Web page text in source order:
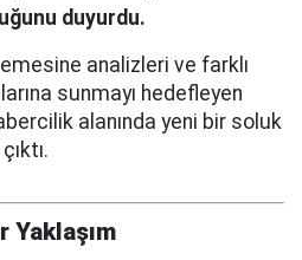
duyurdu.
analizleri ve farklı
sunmayı hedefleyen
alanında yeni bir soluk
Yaklaşım